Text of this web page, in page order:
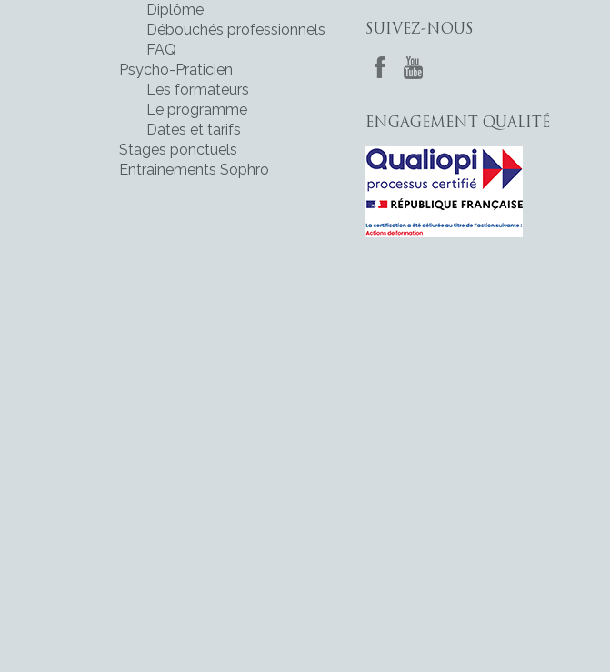
Diplôme
Débouchés professionnels
FAQ
Psycho-Praticien
Les formateurs
Le programme
Dates et tarifs
Stages ponctuels
Entrainements Sophro
SUIVEZ-NOUS
ENGAGEMENT QUALITÉ